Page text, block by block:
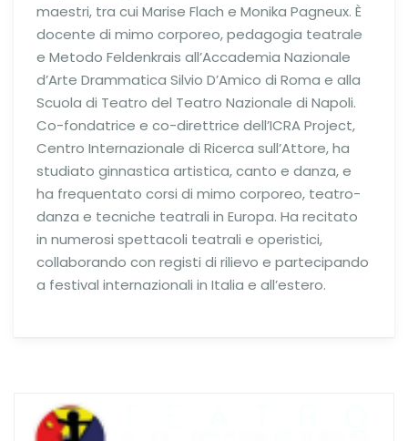
maestri, tra cui Marise Flach e Monika Pagneux. È
docente di mimo corporeo, pedagogia teatrale
e Metodo Feldenkrais all’Accademia Nazionale
d’Arte Drammatica Silvio D’Amico di Roma e alla
Scuola di Teatro del Teatro Nazionale di Napoli.
Co-fondatrice e co-direttrice dell’ICRA Project,
Centro Internazionale di Ricerca sull’Attore, ha
studiato ginnastica artistica, canto e danza, e
ha frequentato corsi di mimo corporeo, teatro-
danza e tecniche teatrali in Europa. Ha recitato
in numerosi spettacoli teatrali e operistici,
collaborando con registi di rilievo e partecipando
a festival internazionali in Italia e all’estero.